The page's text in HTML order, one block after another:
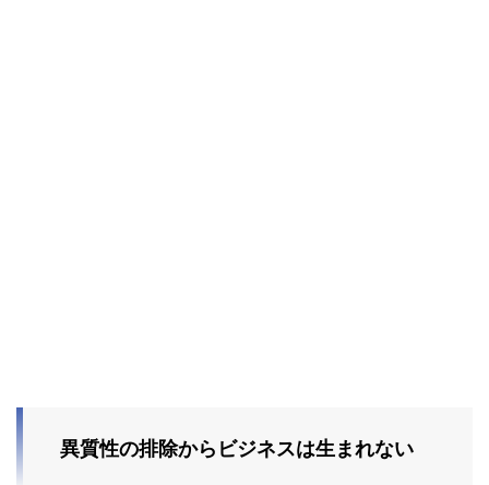
異質性の排除からビジネスは生まれない